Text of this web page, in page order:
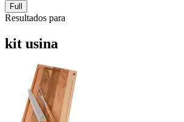
Full
Resultados para
kit usina